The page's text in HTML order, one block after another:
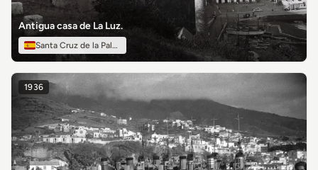
Antigua casa de La Luz.
Santa Cruz de la Palma
1936